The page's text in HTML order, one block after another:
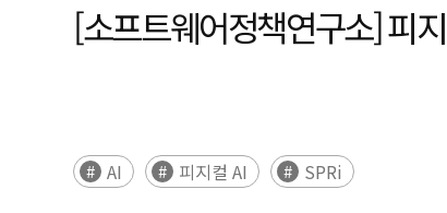
[소프트웨어정책연구소] 피
AI 피지컬 AI SPRi